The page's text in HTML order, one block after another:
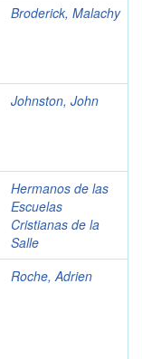
Broderick, Malachy
Johnston, John
Hermanos de las
Escuelas
Cristianas de la
Salle
Roche, Adrien